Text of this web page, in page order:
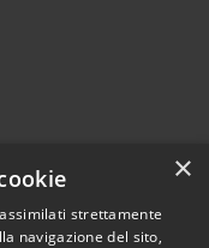
×
strettamente
navigazione del sito,